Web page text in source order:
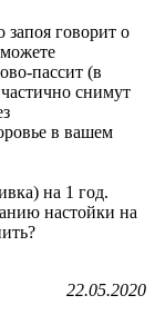
запоя говорит о
пассит (в
снимут
в вашем
на 1 год.
настойки на
22.05.2020